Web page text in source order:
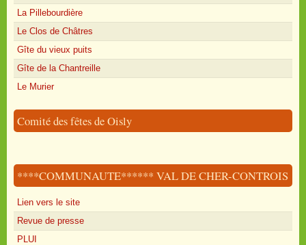
La Pillebourdière
Le Clos de Châtres
Gîte du vieux puits
Gîte de la Chantreille
Le Murier
Comité des fêtes de Oisly
****COMMUNAUTE****** VAL DE CHER-CONTROIS
Lien vers le site
Revue de presse
PLUI